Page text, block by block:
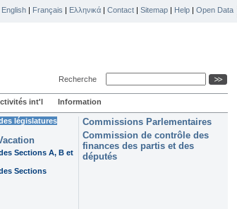
English | Français | Ελληνικά | Contact | Sitemap | Help | Open Data
Recherche
int'l Information
législatures
Sections A, B et
Sections
Commissions Parlementaires
Commission de contrôle des
finances des partis et des
députés